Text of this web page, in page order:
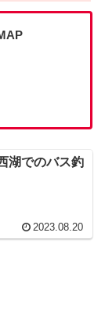
湖でのバス釣
2023.08.20